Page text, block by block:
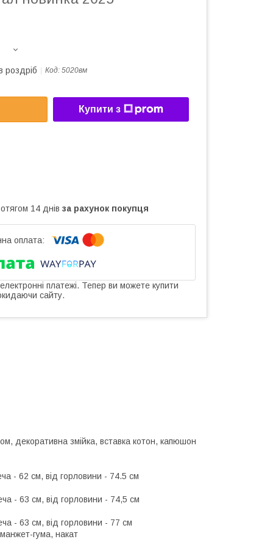
роздріб Код: 5020вм
Купити з
14 днів за рахунок покупця
платежі. Тепер ви можете купити
сайту.
декоративна змійка, вставка котон, капюшон
- 62 см, від горловини - 74.5 см
- 63 см, від горловини - 74,5 см
- 63 см, від горловини - 77 см
гума, накат